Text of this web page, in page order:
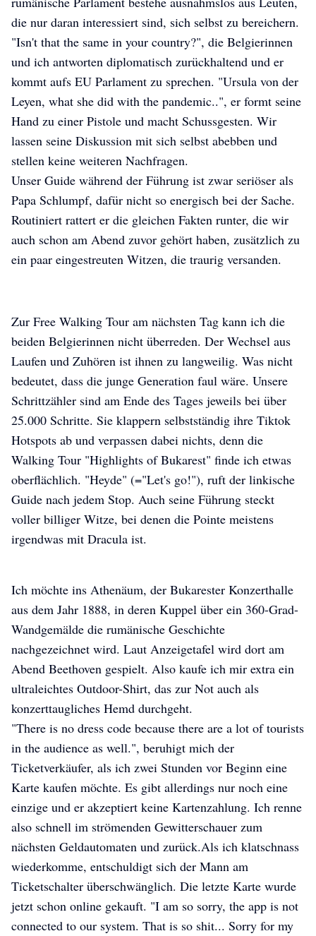
die nur daran interessiert sind, sich selbst zu bereichern.
"Isn't that the same in your country?", die Belgierinnen
und ich antworten diplomatisch zurückhaltend und er
kommt aufs EU Parlament zu sprechen. "Ursula von der
Leyen, what she did with the pandemic..", er formt seine
Hand zu einer Pistole und macht Schussgesten. Wir
lassen seine Diskussion mit sich selbst abebben und
stellen keine weiteren Nachfragen.
Unser Guide während der Führung ist zwar seriöser als
Papa Schlumpf, dafür nicht so energisch bei der Sache.
Routiniert rattert er die gleichen Fakten runter, die wir
auch schon am Abend zuvor gehört haben, zusätzlich zu
ein paar eingestreuten Witzen, die traurig versanden.
Zur Free Walking Tour am nächsten Tag kann ich die
beiden Belgierinnen nicht überreden. Der Wechsel aus
Laufen und Zuhören ist ihnen zu langweilig. Was nicht
bedeutet, dass die junge Generation faul wäre. Unsere
Schrittzähler sind am Ende des Tages jeweils bei über
25.000 Schritte. Sie klappern selbstständig ihre Tiktok
Hotspots ab und verpassen dabei nichts, denn die
Walking Tour "Highlights of Bukarest" finde ich etwas
oberflächlich. "Heyde" (="Let's go!"), ruft der linkische
Guide nach jedem Stop. Auch seine Führung steckt
voller billiger Witze, bei denen die Pointe meistens
irgendwas mit Dracula ist.
Ich möchte ins Athenäum, der Bukarester Konzerthalle
aus dem Jahr 1888, in deren Kuppel über ein 360-Grad-
Wandgemälde die rumänische Geschichte
nachgezeichnet wird. Laut Anzeigetafel wird dort am
Abend Beethoven gespielt. Also kaufe ich mir extra ein
ultraleichtes Outdoor-Shirt, das zur Not auch als
konzerttaugliches Hemd durchgeht.
"There is no dress code because there are a lot of tourists
in the audience as well.", beruhigt mich der
Ticketverkäufer, als ich zwei Stunden vor Beginn eine
Karte kaufen möchte. Es gibt allerdings nur noch eine
einzige und er akzeptiert keine Kartenzahlung. Ich renne
also schnell im strömenden Gewitterschauer zum
nächsten Geldautomaten und zurück.Als ich klatschnass
wiederkomme, entschuldigt sich der Mann am
Ticketschalter überschwänglich. Die letzte Karte wurde
jetzt schon online gekauft. "I am so sorry, the app is not
connected to our system. That is so shit... Sorry for my